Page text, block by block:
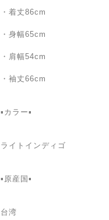
・着丈86cm
・身幅65cm
・肩幅54cm
・袖丈66cm
▪カラー▪
ライトインディゴ
▪️原産国▪
台湾